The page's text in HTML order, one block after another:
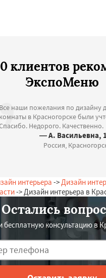
клиентов
ЭкспоМеню
Все наши пожелания по дизайну
комнаты в Красногорске были
Недорого. Качественно.
— А. Васильевна,
Россия,
интерьера -> Дизайн
-> Дизайн интерьера в
Остались
бесплатную консультацию в